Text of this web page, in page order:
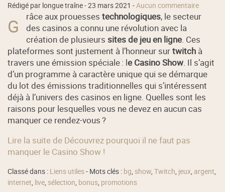
Rédigé par longue traîne -23 mars 2021 -Aucun commentaire
G râce aux prouessestechnologiques, le secteur
des casinos a connu une révolution avec la
création de plusieurs sites de jeu en ligne. Ces
plateformes sont justement à l’honneur surtwitch à
travers une émission spéciale : le Casino Show. Il s’agit
d’un programme à caractère unique qui se démarque
du lot des émissions traditionnelles qui s’intéressent
déjà à l’univers des casinos en ligne. Quelles sont les
raisons pour lesquelles vous ne devez en aucun cas
manquer ce rendez-vous ?
Lire la suite de Découvrez pourquoi il ne faut pas
manquer le Casino Show !
Classé dans : Liens utiles- Mots clés : bg, show,Twitch, jeux, argent,
internet, live, sélection, bonus, promotions